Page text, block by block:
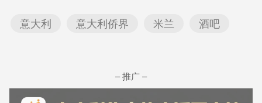
意大利 意大利侨界 米兰 酒吧
– 推广 –